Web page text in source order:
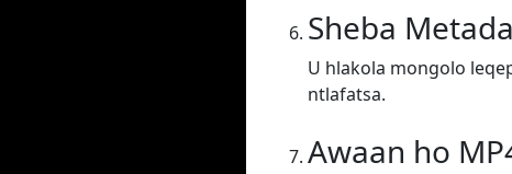
Sheba
U hlakola mongolo
ntlafatsa.
Awaan ho